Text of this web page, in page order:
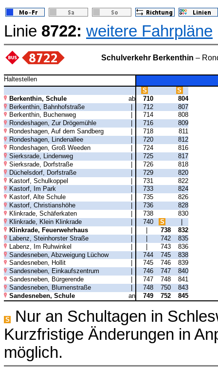
Linie 8722: weitere Fahrpläne
Schulverkehr Berkenthin –
Haltestellen
S
S
Berkenthin, Schule
ab 710
804
Berkenthin, Bahnhofstraße
| 712
807
Berkenthin, Buchenweg
714
808
Rondeshagen, Zur Drögemühle
716
809
Rondeshagen, Auf dem Sandberg
718
811
Rondeshagen, Lindenallee
720
812
Rondeshagen, Groß Weeden
724
816
Sierksrade, Lindenweg
725
817
Sierksrade, Dorfstraße
726
818
Düchelsdorf, Dorfstraße
| 729
820
Kastorf, Schulkoppel
| 731
822
Kastorf, Im Park
733
824
Kastorf, Alte Schule
735
826
Kastorf, Christianshöhe
736
828
Klinkrade, Schäferkaten
738
830
Klinkrade, Klein Klinkrade
740 S
Klinkrade, Feuerwehrhaus
738
832
Labenz, Steinhorster Straße
742
835
Labenz, Im Ruhwinkel
| | 743
836
Sandesneben, Abzweigung Lüchow
| 744 745
838
Sandesneben, Hollit
745 746
839
Sandesneben, Einkaufszentrum
746 747
840
Sandesneben, Bürgerende
747 748
841
Sandesneben, Blumenstraße
748 750
843
Sandesneben, Schule
an 749 752 845
S
Nur an Schultagen in
Kurzfristige Änderungen in
möglich.